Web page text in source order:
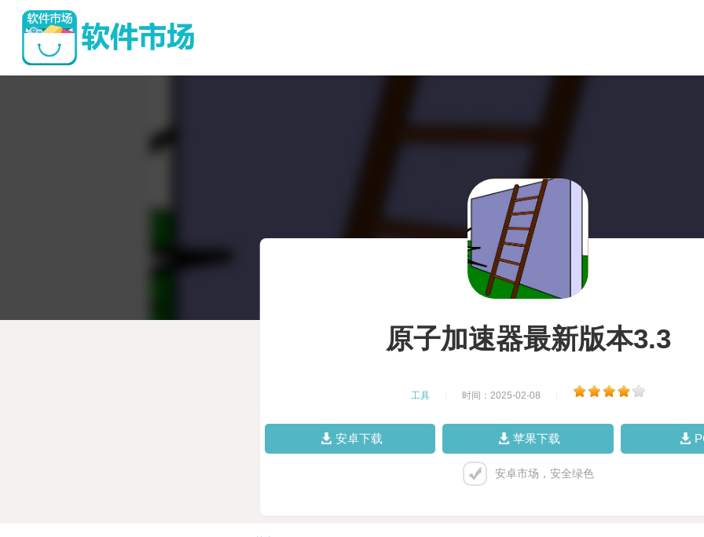
原子加速器最新版本3.3
工具 时间：2025-02-08
安卓下载 苹果下载
安卓市场，安全绿色